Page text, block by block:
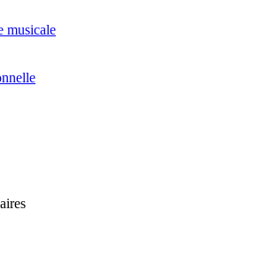
musicale